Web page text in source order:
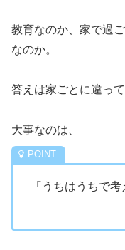
教育なのか、家で過
なのか。
答えは家ごとに違っ
大事なのは、
「うちはうちで考